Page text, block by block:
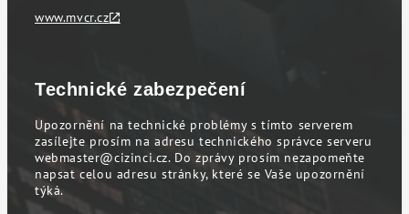
www.mvcr.cz
Technické zabezpečení
Upozornění na technické problémy s tímto serverem
zasílejte prosím na adresu technického správce serveru
webmaster@cizinci.cz. Do zprávy prosím nezapomeňte
napsat celou adresu stránky, které se Vaše upozornění
týká.